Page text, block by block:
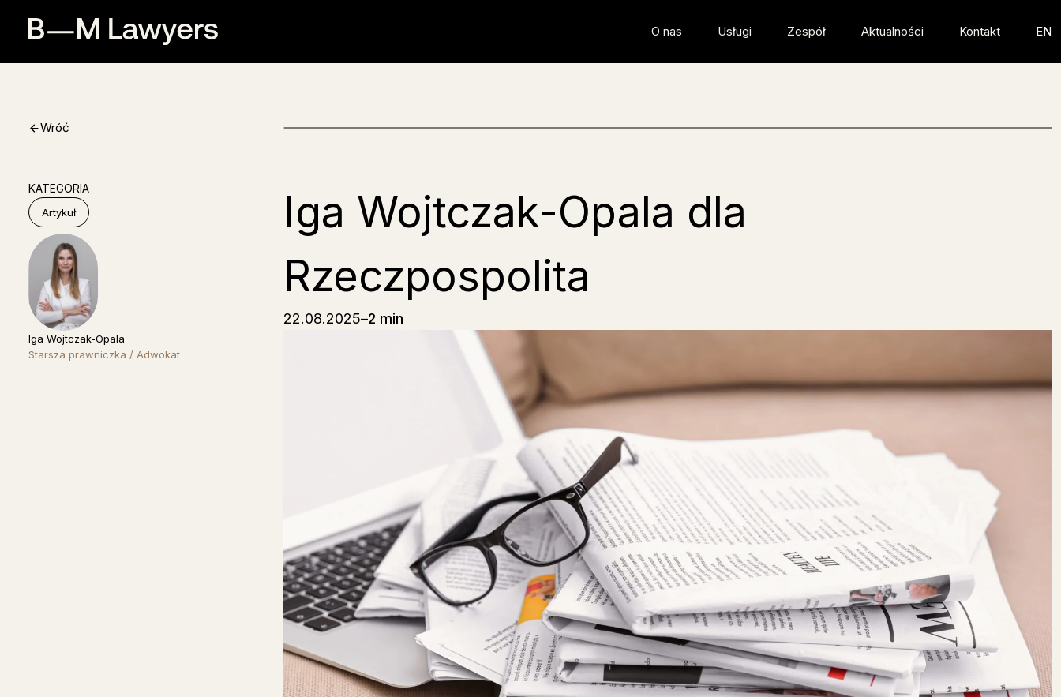
O nas Usługi Zespół Aktualności Kontakt EN
Wróć
KATEGORIA
Artykuł
Iga Wojtczak-Opala
Starsza prawniczka / Adwokat
Iga Wojtczak-Opala dla
Rzeczpospolita
22.08.2025–2 min